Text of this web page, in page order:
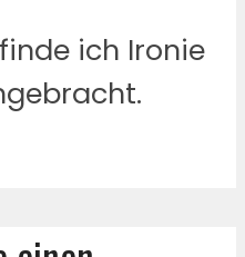
ich Ironie